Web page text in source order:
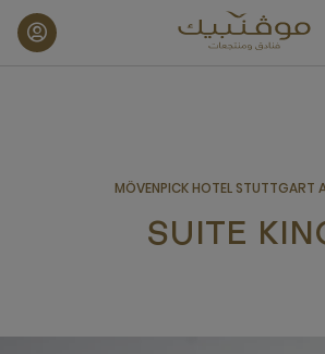
MÖVENPICK HOTEL STUTTGART
SUITE